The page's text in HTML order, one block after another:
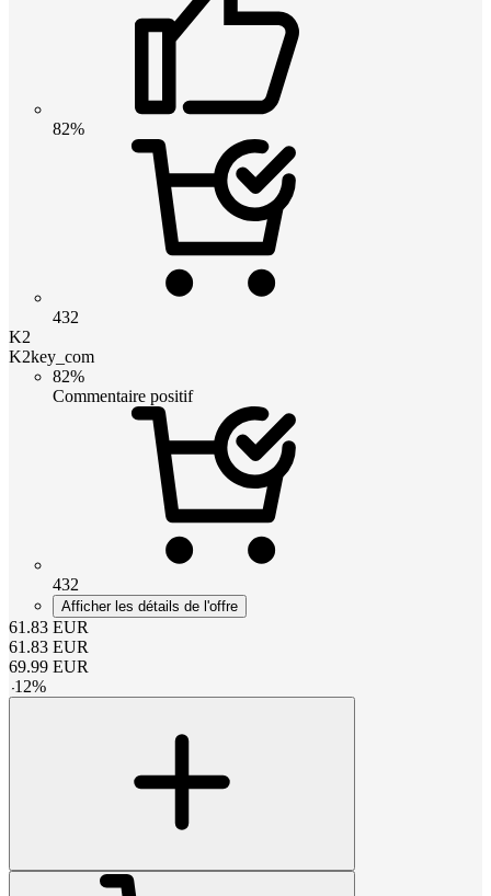
82%
432
K2
K2key_com
82%
Commentaire positif
432
Afficher les détails de l'offre
61.83 EUR
61.83 EUR
69.99 EUR
-12%